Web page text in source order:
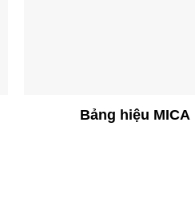
Bảng hiệu MICA